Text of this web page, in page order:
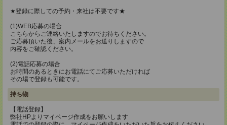
★登録に際しての予約・来社は不要です★
(1)WEB応募の場合
こちらからご連絡いたしますのでお待ちください。
ご応募頂いた後、案内メールをお送りしますので
内容をご確認ください。
(2)電話応募の場合
お時間のあるときにお電話にてご応募いただければ
その場で登録も可能です。
持ち物
【電話登録】
弊社HPよりマイページ作成をお願いします